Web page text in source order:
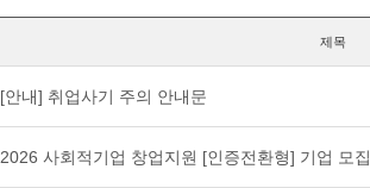
제목
[안내] 취업사기 주의 안내문
2026 사회적기업 창업지원 [인증전환형] 기업 모집